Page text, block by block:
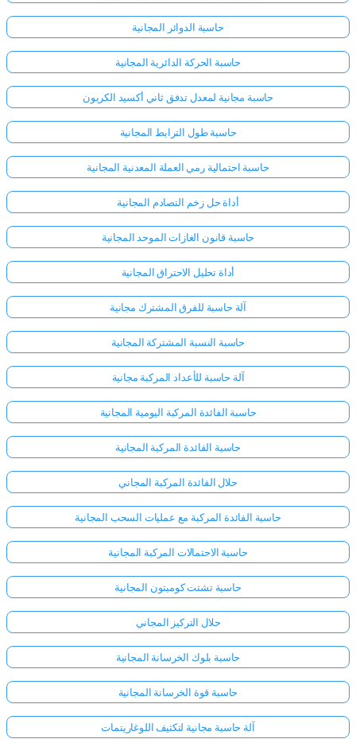
حاسبة الدوائر المجانية
حاسبة الحركة الدائرية المجانية
حاسبة مجانية لمعدل تدفق ثاني أكسيد الكربون
حاسبة طول الترابط المجانية
حاسبة احتمالية رمي العملة المعدنية المجانية
أداة حل زخم التصادم المجانية
حاسبة قانون الغازات الموحد المجانية
أداة تحليل الاحتراق المجانية
آلة حاسبة للفرق المشترك مجانية
حاسبة النسبة المشتركة المجانية
آلة حاسبة للأعداد المركبة مجانية
حاسبة الفائدة المركبة اليومية المجانية
حاسبة الفائدة المركبة المجانية
حلال الفائدة المركبة المجاني
حاسبة الفائدة المركبة مع عمليات السحب المجانية
حاسبة الاحتمالات المركبة المجانية
حاسبة تشتت كومبتون المجانية
حلال التركيز المجاني
حاسبة بلوك الخرسانة المجانية
حاسبة قوة الخرسانة المجانية
آلة حاسبة مجانية لتكثيف اللوغاريتمات